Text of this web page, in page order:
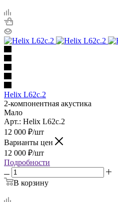
Helix L62c.2
2-компонентная акустика
Мало
Арт.: Helix L62c.2
12 000 ₽/шт
Варианты цен
12 000 ₽/шт
Подробности
В корзину